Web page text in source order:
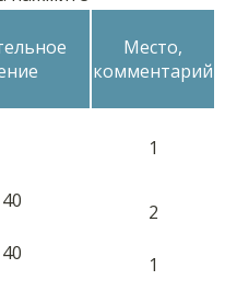
Место,
комментарий
1
2
1